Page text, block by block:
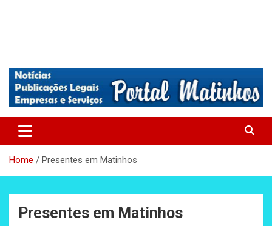
Matinhos – Praia de Matinhos
Home Presentes em Matinhos
Presentes em Matinhos